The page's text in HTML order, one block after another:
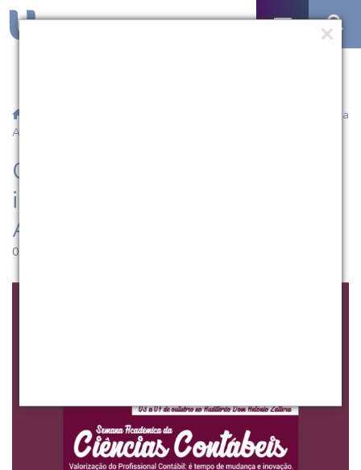
/ Curso de Ciências Contábeis inscreve para Semana
Acadêmica
Curso de Ciências Contábeis
inscreve para Semana
Acadêmica
01.09.2016 | 11:50